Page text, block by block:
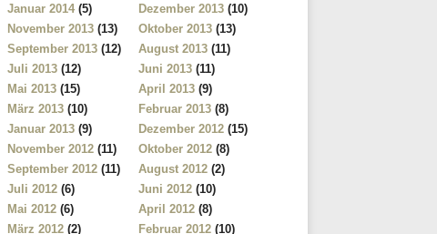
Januar 2014 (5) Dezember 2013 (10)
November 2013 (13) Oktober 2013 (13)
September 2013 (12) August 2013 (11)
Juli 2013 (12) Juni 2013 (11)
Mai 2013 (15) April 2013 (9)
März 2013 (10) Februar 2013 (8)
Januar 2013 (9) Dezember 2012 (15)
November 2012 (11) Oktober 2012 (8)
September 2012 (11) August 2012 (2)
Juli 2012 (6) Juni 2012 (10)
Mai 2012 (6) April 2012 (8)
März 2012 (2) Februar 2012 (10)